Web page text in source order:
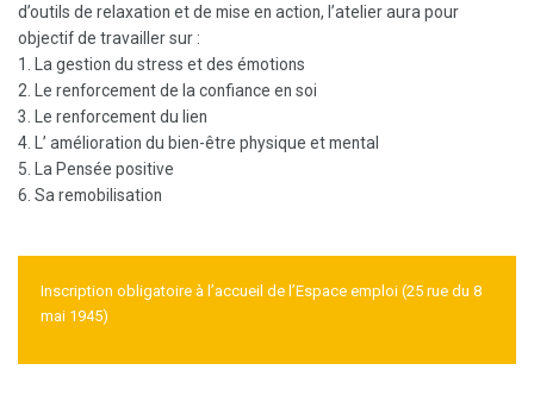
d’outils de relaxation et de mise en action, l’atelier aura pour
objectif de travailler sur :
1. La gestion du stress et des émotions
2. Le renforcement de la confiance en soi
3. Le renforcement du lien
4. L’ amélioration du bien-être physique et mental
5. La Pensée positive
6. Sa remobilisation
Inscription obligatoire à l’accueil de l’Espace emploi (25 rue du 8
mai 1945)